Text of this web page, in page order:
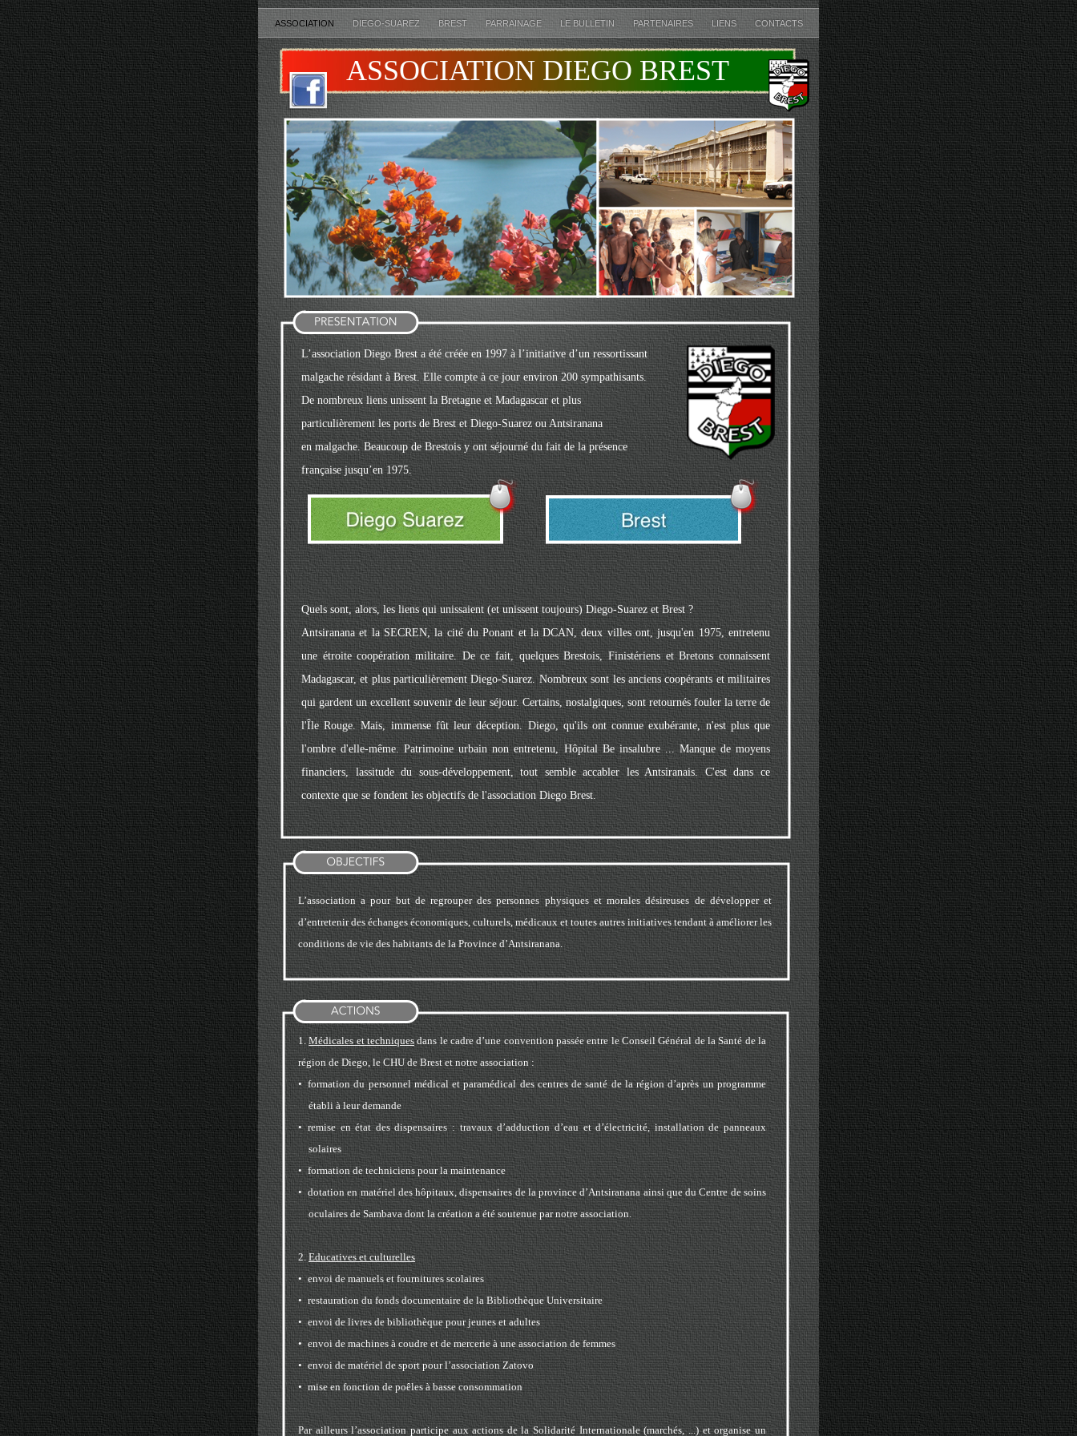
ASSOCIATION DIEGO-SUAREZ BREST PARRAINAGE LE BULLETIN PARTENAIRES LIENS CONTACTS
ASSOCIATION DIEGO BREST
L’association Diego Brest a été créée en 1997 à l’initiative d’un ressortissant
malgache résidant à Brest. Elle compte à ce jour environ 200 sympathisants.
De nombreux liens unissent la Bretagne et Madagascar et plus
particulièrement les ports de Brest et Diego-Suarez ou Antsiranana
en malgache. Beaucoup de Brestois y ont séjourné du fait de la présence
française jusqu’en 1975.
Quels sont, alors, les liens qui unissaient (et unissent toujours) Diego-Suarez et Brest ?
Antsiranana et laSECREN, la cité du Ponant et laDCAN, deux villes ont, jusqu'en 1975, entretenu
une étroite coopération militaire. De ce fait, quelques Brestois, Finistériens et Bretons connaissent
Madagascar, et plus particulièrement Diego-Suarez. Nombreux sont les anciens coopérants et militaires
qui gardent un excellent souvenir de leur séjour. Certains, nostalgiques, sont retournés fouler la terre de
l'Île Rouge. Mais, immense fût leur déception. Diego, qu'ils ont connue exubérante, n'est plus que
l'ombre d'elle-même. Patrimoine urbain non entretenu, Hôpital Be insalubre ... Manque de moyens
financiers, lassitude du sous-développement, tout semble accabler les Antsiranais. C'est dans ce
contexte que se fondent les objectifs de l'association Diego Brest.
L’association a pour but de regrouper des personnes physiques et morales désireuses de développer et
d’entretenir des échanges économiques, culturels, médicaux et toutes autres initiatives tendant à améliorer les
conditions de vie des habitants de la Province d’Antsiranana.
1.Médicales et techniquesdans le cadre d’une convention passée entre le Conseil Général de la Santé de la
région de Diego, le CHU de Brest et notre association :
• formation du personnel médical et paramédical des centres de santé de la région d’après un programme
établi à leur demande
• remise en état des dispensaires : travaux d’adduction d’eau et d’électricité, installation de panneaux
solaires
• formation de techniciens pour la maintenance
• dotation en matériel des hôpitaux, dispensaires de la province d’Antsiranana ainsi que du Centre de soins
oculaires de Sambava dont la création a été soutenue par notre association.
2.Educatives et culturelles
• envoi de manuels et fournitures scolaires
• restauration du fonds documentaire de la Bibliothèque Universitaire
• envoi de livres de bibliothèque pour jeunes et adultes
• envoi de machines à coudre et de mercerie à une association de femmes
• envoi de matériel de sport pour l’association Zatovo
• mise en fonction de poêles à basse consommation
Par ailleurs l’association participe aux actions de la Solidarité Internationale (marchés, ...) et organise un